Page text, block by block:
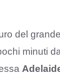
del
minuti